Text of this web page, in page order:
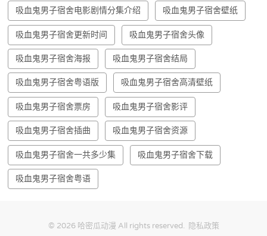
吸血鬼男子宿舍电影剧情分集介绍 吸血鬼男子宿舍壁纸
吸血鬼男子宿舍更新时间 吸血鬼男子宿舍头像
吸血鬼男子宿舍海报 吸血鬼男子宿舍结局
吸血鬼男子宿舍粤语版 吸血鬼男子宿舍高清壁纸
吸血鬼男子宿舍票房 吸血鬼男子宿舍影评
吸血鬼男子宿舍插曲 吸血鬼男子宿舍资源
吸血鬼男子宿舍一共多少集 吸血鬼男子宿舍下载
吸血鬼男子宿舍粤语
© 2026 哈密瓜动漫 All rights reserved. 隐私政策